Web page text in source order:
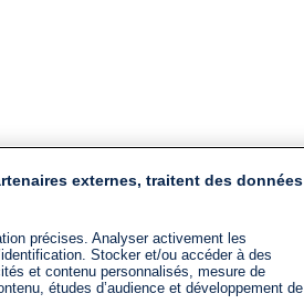
externes, traitent des données
précises. Analyser activement les
Stocker et/ou accéder à des
et contenu personnalisés, mesure de
études d’audience et développement de